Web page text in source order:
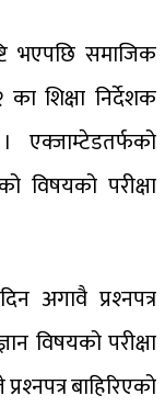
भएपछि समाजिक
शिक्षा निर्देशक
एक्जाम्टेडतर्फको
विषयको परीक्षा
अगावै प्रश्‍नपत्र
विषयको परीक्षा
बाहिरिएको